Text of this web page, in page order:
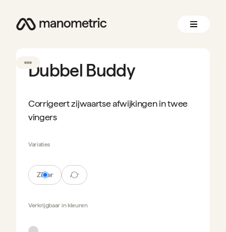
Dubbel Buddy
Corrigeert zijwaartse afwijkingen in twee
vingers
Variaties
Zilver Air
Verkrijgbaar inkleuren